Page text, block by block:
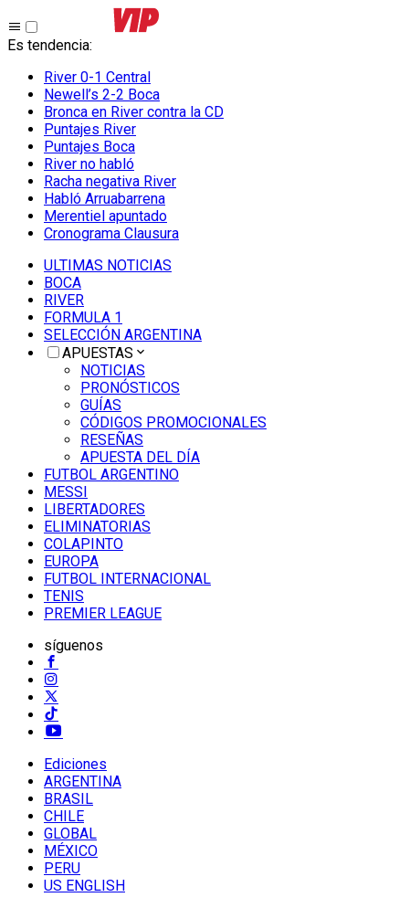
Es tendencia:
River 0-1 Central
Newell’s 2-2 Boca
Bronca en River contra la CD
Puntajes River
Puntajes Boca
River no habló
Racha negativa River
Habló Arruabarrena
Merentiel apuntado
Cronograma Clausura
ULTIMAS NOTICIAS
BOCA
RIVER
FORMULA 1
SELECCIÓN ARGENTINA
APUESTAS
NOTICIAS
PRONÓSTICOS
GUÍAS
CÓDIGOS PROMOCIONALES
RESEÑAS
APUESTA DEL DÍA
FUTBOL ARGENTINO
MESSI
LIBERTADORES
ELIMINATORIAS
COLAPINTO
EUROPA
FUTBOL INTERNACIONAL
TENIS
PREMIER LEAGUE
síguenos
Ediciones
ARGENTINA
BRASIL
CHILE
GLOBAL
MÉXICO
PERU
US ENGLISH